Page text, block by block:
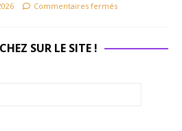
Commentaires fermés
SUR LE SITE !